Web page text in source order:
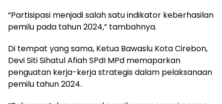
“Partisipasi menjadi salah satu indikator keberhasilan
pemilu pada tahun 2024,” tambahnya.
Di tempat yang sama, Ketua Bawaslu Kota Cirebon,
Devi Siti Sihatul Afiah SPdI MPd memaparkan
penguatan kerja-kerja strategis dalam pelaksanaan
pemilu tahun 2024.